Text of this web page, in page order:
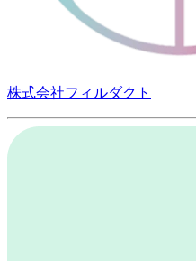
株式会社フィルダクト